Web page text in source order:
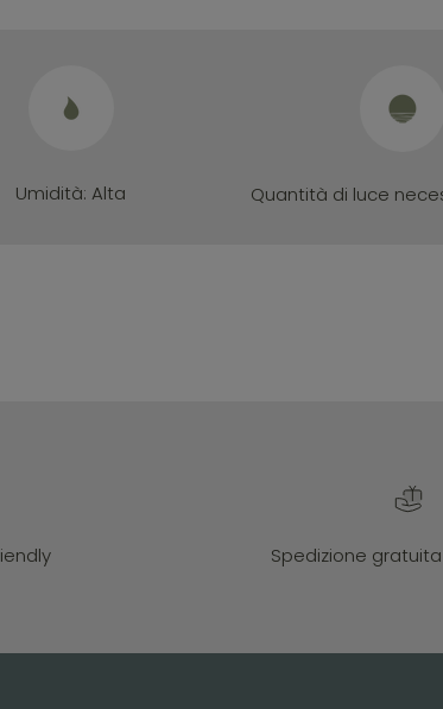
Umidità: Alta Quantità di luce
Spedizione